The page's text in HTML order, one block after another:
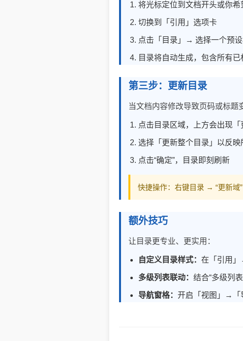
将光标定位到文档开头或你希
切换到「引用」选项卡
点击「目录」→ 选择一个预设
目录将自动生成，包含所有
第三步：更新目录
当文档内容修改导致页码或标题
点击目录区域，上方会出现
选择「更新整个目录」以反映
点击“确定”，目录即刻刷新
快捷操作：右键目录 → “更新域
额外技巧
让目录更专业、更实用：
自定义目录样式： 在「引用
多级列表联动： 结合“多级列
导航窗格： 开启「视图」→「